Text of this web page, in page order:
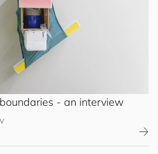
- an interview